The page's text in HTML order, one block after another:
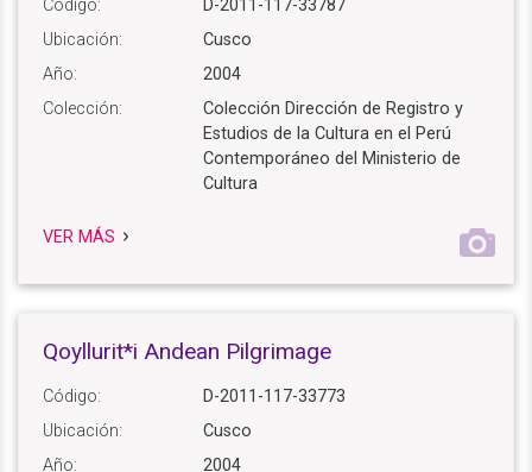
Código:
D-2011-117-33787
Ubicación:
Cusco
Año:
2004
Colección:
Colección Dirección de Registro y
Estudios de la Cultura en el Perú
Contemporáneo del Ministerio de
Cultura
VER MÁS
Qoyllurit*i Andean Pilgrimage
Código:
D-2011-117-33773
Ubicación:
Cusco
Año:
2004